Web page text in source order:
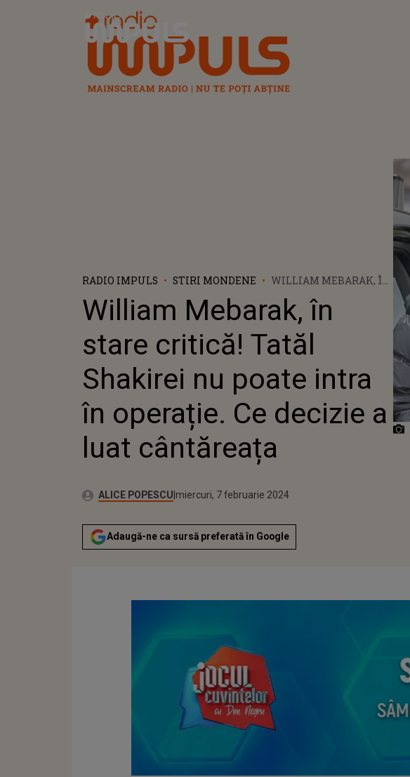
Radio Impuls
RADIO IMPULS STIRI MONDENE
WILLIAM MEBARAK, ÎN
SHAKIREI NU POATE
INTRA ÎN OPERAȚIE. CE
DECIZIE A LUAT
CÂNTĂREAȚA
William Mebarak, în
stare critică! Tatăl
Shakirei nu poate intra
în operație. Ce decizie a
luat cântăreața
Autor:ALICE POPESCUPublicat:
marți, 7 februarie 2023
Actualizat:
miercuri, 7 februarie 2024
Adaugă-ne ca sursă preferată în Google